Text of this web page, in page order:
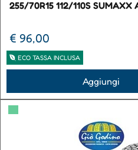
255/70R15 112/110S
€ 96,00
ECO TASSA INCLUSA
Aggiungi
▀